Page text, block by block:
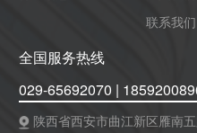
联系我们
全国服务热线
029-65692070 |
陕西省西安市曲江新区雁南